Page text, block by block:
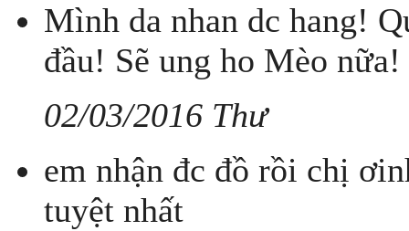
Mình da nhan dc hang!
đầu! Sẽ ung ho Mèo
02/03/2016 Thư
em nhận đc đồ rồi chị
tuyệt nhất